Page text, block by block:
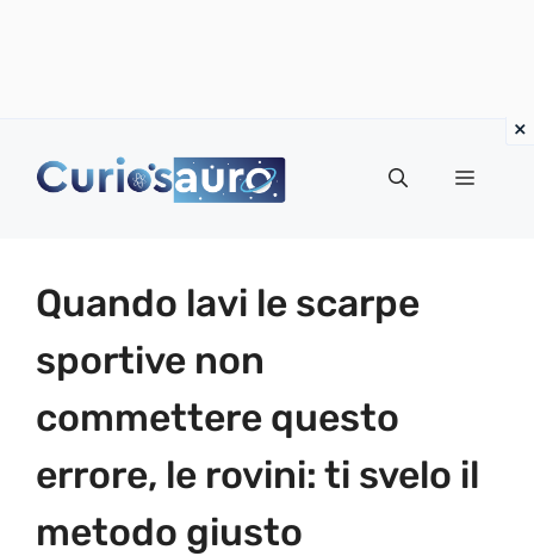
Menu
Quando lavi le scarpe
sportive non
commettere questo
errore, le rovini: ti svelo il
metodo giusto